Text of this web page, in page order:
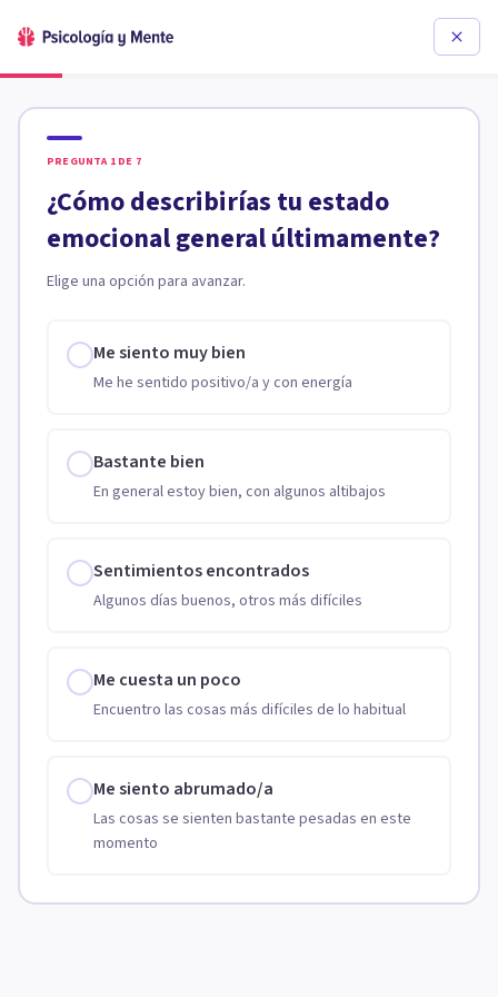
PREGUNTA 1 DE 7
¿Cómo describirías tu estado
emocional general últimamente?
Elige una opción para avanzar.
Me siento muy bien
Me he sentido positivo/a y con energía
Bastante bien
En general estoy bien, con algunos altibajos
Sentimientos encontrados
Algunos días buenos, otros más difíciles
Me cuesta un poco
Encuentro las cosas más difíciles de lo habitual
Me siento abrumado/a
Las cosas se sienten bastante pesadas en este
momento